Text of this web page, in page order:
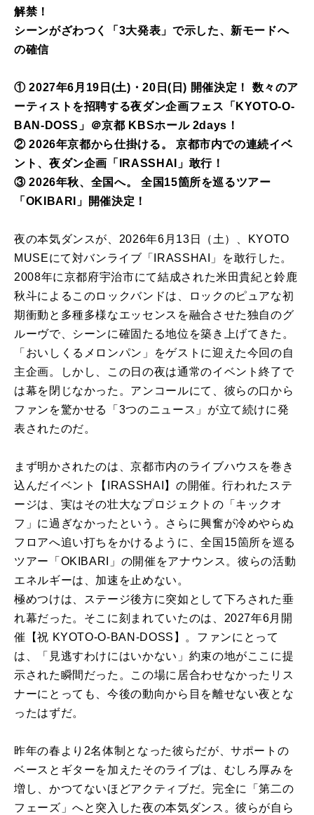
解禁！
シーンがざわつく「3大発表」で示した、新モードへ
の確信
① 2027年6月19日(土)・20日(日) 開催決定！ 数々のア
ーティストを招聘する夜ダン企画フェス「KYOTO-O-
BAN-DOSS」＠京都 KBSホール 2days！
② 2026年京都から仕掛ける。 京都市内での連続イベ
ント、夜ダン企画「IRASSHAI」敢行！
③ 2026年秋、全国へ。 全国15箇所を巡るツアー
「OKIBARI」開催決定！
夜の本気ダンスが、2026年6月13日（土）、KYOTO
MUSEにて対バンライブ「IRASSHAI」を敢行した。
2008年に京都府宇治市にて結成された米田貴紀と鈴鹿
秋斗によるこのロックバンドは、ロックのピュアな初
期衝動と多種多様なエッセンスを融合させた独自のグ
ルーヴで、シーンに確固たる地位を築き上げてきた。
「おいしくるメロンパン」をゲストに迎えた今回の自
主企画。しかし、この日の夜は通常のイベント終了で
は幕を閉じなかった。アンコールにて、彼らの口から
ファンを驚かせる「3つのニュース」が立て続けに発
表されたのだ。
まず明かされたのは、京都市内のライブハウスを巻き
込んだイベント【IRASSHAI】の開催。行われたステ
ージは、実はその壮大なプロジェクトの「キックオ
フ」に過ぎなかったという。さらに興奮が冷めやらぬ
フロアへ追い打ちをかけるように、全国15箇所を巡る
ツアー「OKIBARI」の開催をアナウンス。彼らの活動
エネルギーは、加速を止めない。
極めつけは、ステージ後方に突如として下ろされた垂
れ幕だった。そこに刻まれていたのは、2027年6月開
催【祝 KYOTO-O-BAN-DOSS】。ファンにとって
は、「見逃すわけにはいかない」約束の地がここに提
示された瞬間だった。この場に居合わせなかったリス
ナーにとっても、今後の動向から目を離せない夜とな
ったはずだ。
昨年の春より2名体制となった彼らだが、サポートの
ベースとギターを加えたそのライブは、むしろ厚みを
増し、かつてないほどアクティブだ。完全に「第二の
フェーズ」へと突入した夜の本気ダンス。彼らが自ら